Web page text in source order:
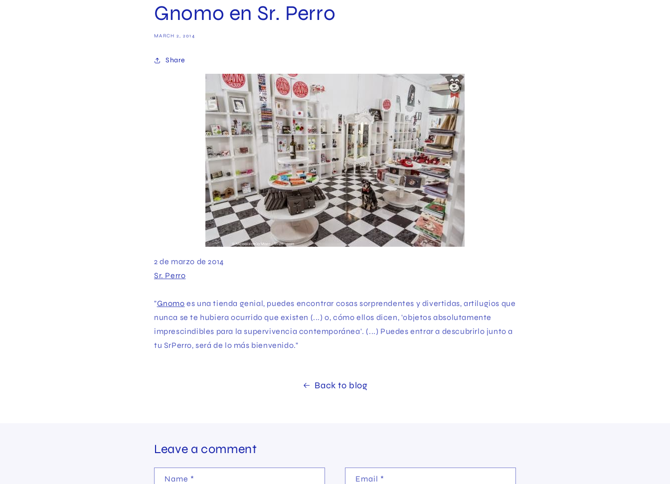
Gnomo en Sr. Perro
MARCH 2, 2014
Share
2 de marzo de 2014
Sr. Perro
"Gnomo es una tienda genial, puedes encontrar cosas sorprendentes y divertidas, artilugios que
nunca se te hubiera ocurrido que existen (...) o, cómo ellos dicen, 'objetos absolutamente
imprescindibles para la supervivencia contemporánea'. (...) Puedes entrar a descubrirlo junto a
tu SrPerro, será de lo más bienvenido."
Back to blog
Leave a comment
Name * Email *